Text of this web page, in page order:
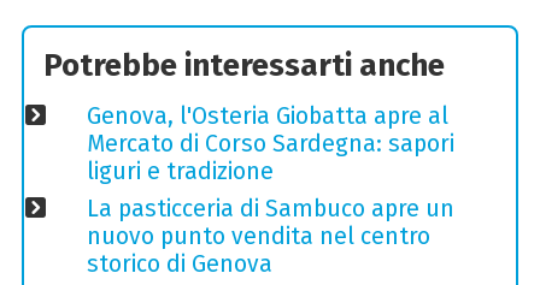
Potrebbe interessarti anche
Genova, l'Osteria Giobatta apre al
Mercato di Corso Sardegna: sapori
liguri e tradizione
La pasticceria di Sambuco apre un
nuovo punto vendita nel centro
storico di Genova